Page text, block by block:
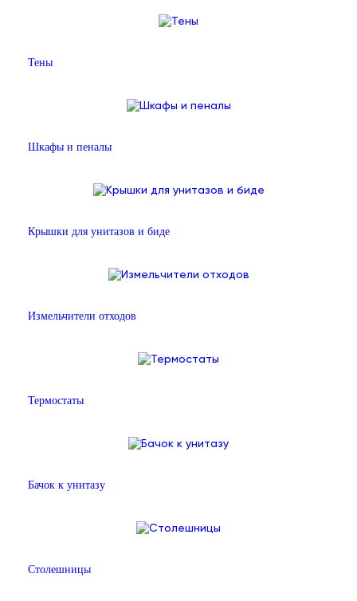
Тены
Шкафы и пеналы
Крышки для унитазов и биде
Измельчители отходов
Термостаты
Бачок к унитазу
Столешницы